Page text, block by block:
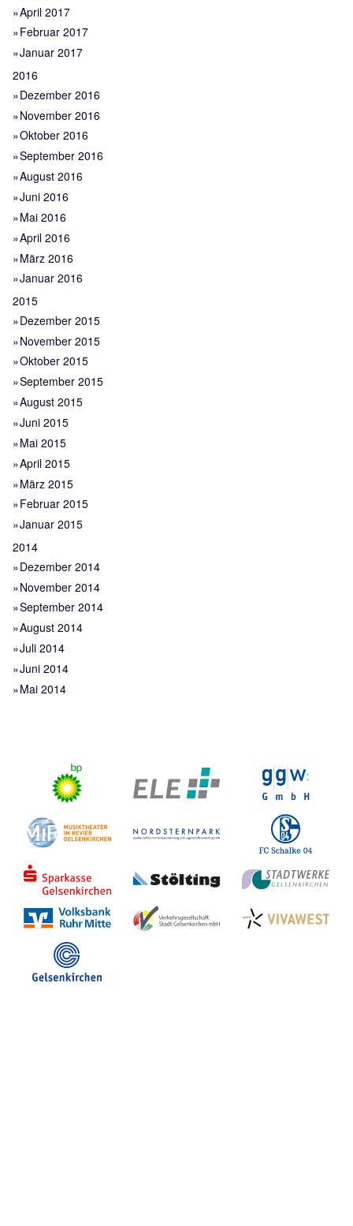
April 2017
Februar 2017
Januar 2017
2016
Dezember 2016
November 2016
Oktober 2016
September 2016
August 2016
Juni 2016
Mai 2016
April 2016
März 2016
Januar 2016
2015
Dezember 2015
November 2015
Oktober 2015
September 2015
August 2015
Juni 2015
Mai 2015
April 2015
März 2015
Februar 2015
Januar 2015
2014
Dezember 2014
November 2014
September 2014
August 2014
Juli 2014
Juni 2014
Mai 2014